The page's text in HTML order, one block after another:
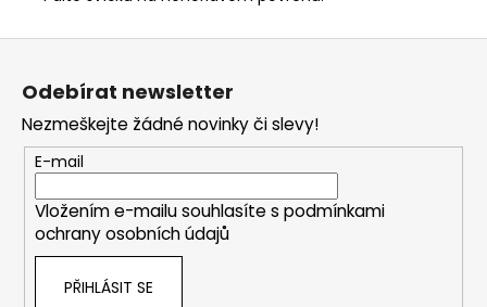
Z
Odebírat newsletter
Nezmeškejte žádné novinky či slevy!
E-mail
Vložením e-mailu souhlasíte s podmínkami
ochrany osobních údajů
PŘIHLÁSIT SE